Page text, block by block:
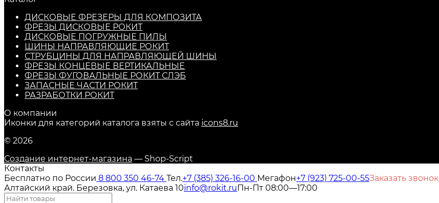
ДИСКОВЫЕ ФРЕЗЕРЫ ДЛЯ КОМПОЗИТА
ФРЕЗЫ ДИСКОВЫЕ РОКИТ
ДИСКОВЫЕ ПОГРУЖНЫЕ ПИЛЫ
ШИНЫ НАПРАВЛЯЮЩИЕ РОКИТ
СТРУБЦИНЫ ДЛЯ НАПРАВЛЯЮЩЕЙ ШИНЫ
ФРЕЗЫ КОНЦЕВЫЕ ВЕРТИКАЛЬНЫЕ
ФРЕЗЫ ФУГОВАЛЬНЫЕ РОКИТ СЛЭБ
ЗАПАСНЫЕ ЧАСТИ РОКИТ
РАЗРАБОТКИ РОКИТ
О компании
Иконки для категорий каталога взяты с сайта icons8.ru
© 2026
Создание интернет-магазина — Shop-Script
Контакты
Бесплатно по России 8 800 350 46-74 Тел.+7 (385) 326-16-00 Мегафон+7 (923) 725-00-55Заказать звонок
Алтайский край. Березовка, ул. Катаева 10info@rokit.ruПн-Пт 08:00—17:00